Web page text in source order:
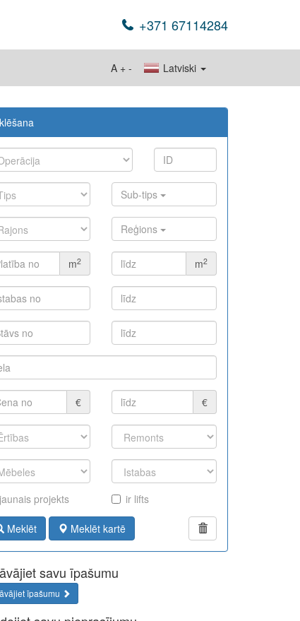
+371 67114284
Latviski
A + -
Sub-tips
Reģions
m2 m2
€ €
jaunais projekts ir lifts
Meklēt Meklēt kartē
savu īpašumu
īpašumu